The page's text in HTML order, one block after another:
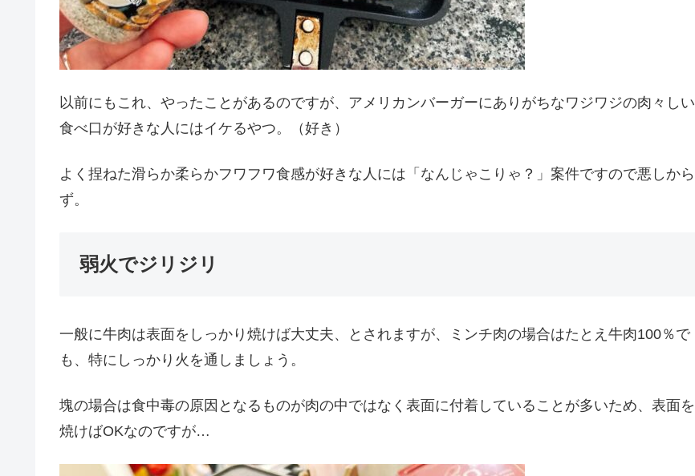
以前にもこれ、やったことがあるのですが、アメリカンバーガーにありがちなワジワジの肉々しい
食べ口が好きな人にはイケるやつ。（好き）
よく捏ねた滑らか柔らかフワフワ食感が好きな人には「なんじゃこりゃ？」案件ですので悪しから
ず。
弱火でジリジリ
一般に牛肉は表面をしっかり焼けば大丈夫、とされますが、ミンチ肉の場合はたとえ牛肉100％で
も、特にしっかり火を通しましょう。
塊の場合は食中毒の原因となるものが肉の中ではなく表面に付着していることが多いため、表面を
焼けばOKなのですが…